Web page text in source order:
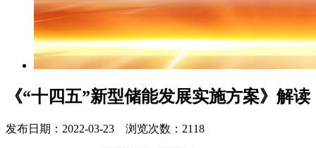
《“十四五”新型储能发展实施方案》解读
发布日期：2022-03-23 浏览次数：2118